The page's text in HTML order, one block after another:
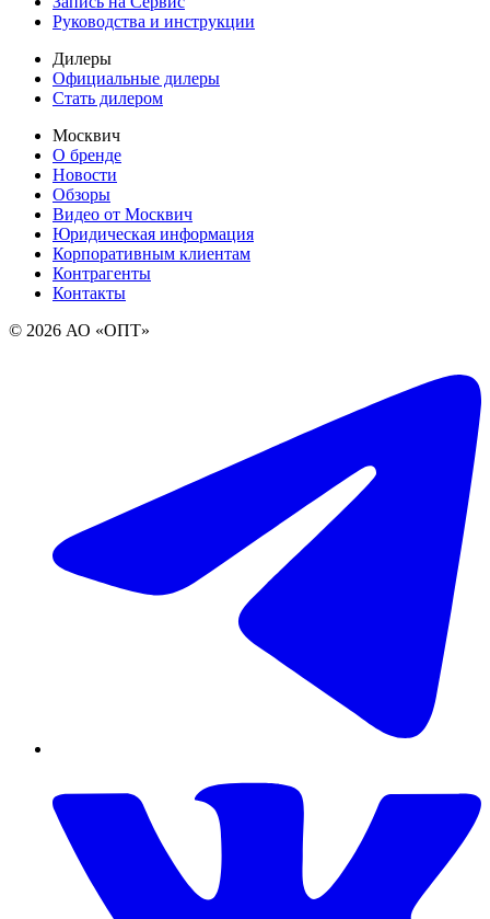
Руководства и инструкции
Дилеры
Официальные дилеры
Стать дилером
Москвич
О бренде
Новости
Обзоры
Видео от Москвич
Юридическая информация
Корпоративным клиентам
Контрагенты
Контакты
© 2026 АО «ОПТ»